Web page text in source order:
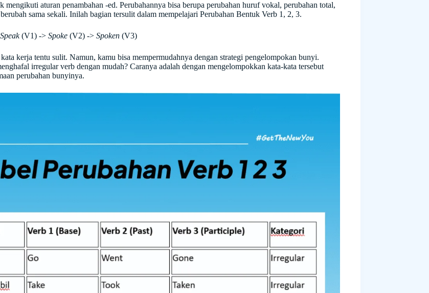
aturan penambahan -ed. Perubahannya bisa berupa perubahan huruf vokal, perubahan total,
sama sekali. Inilah bagian tersulit dalam mempelajari Perubahan Bentuk Verb 1, 2, 3.
Speak(V1) -> Spoke(V2) -> Spoken(V3)
kerja tentu sulit. Namun, kamu bisa mempermudahnya dengan strategi pengelompokan bunyi.
irregular verb dengan mudah? Caranya adalah dengan mengelompokkan kata-kata tersebut
perubahan bunyinya.